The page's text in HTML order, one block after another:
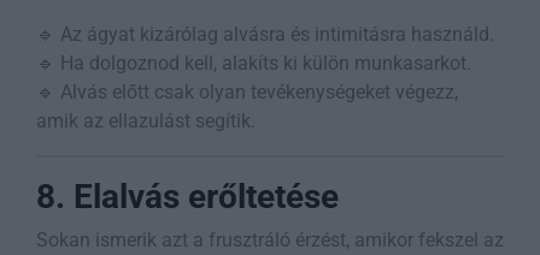
🔹 Az ágyat kizárólag alvásra és intimitásra használd.
🔹 Ha dolgoznod kell, alakíts ki külön munkasarkot.
🔹 Alvás előtt csak olyan tevékenységeket végezz,
amik az ellazulást segítik.
8. Elalvás erőltetése
Sokan ismerik azt a frusztráló érzést, amikor fekszel az